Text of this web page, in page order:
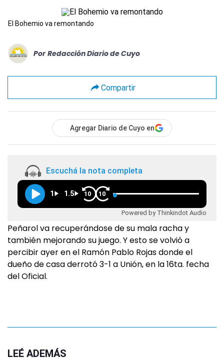
El Bohemio va remontando
Por Redacción Diario de Cuyo
Compartir
Agregar Diario de Cuyo en
Escuchá la nota completa
1 1.5 10 10
Powered by Thinkindot Audio
Peñarol va recuperándose de su mala racha y
también mejorando su juego. Y esto se volvió a
percibir ayer en el Ramón Pablo Rojas donde el
dueño de casa derrotó 3-1 a Unión, en la 16ta. fecha
del Oficial.
LEÉ ADEMÁS